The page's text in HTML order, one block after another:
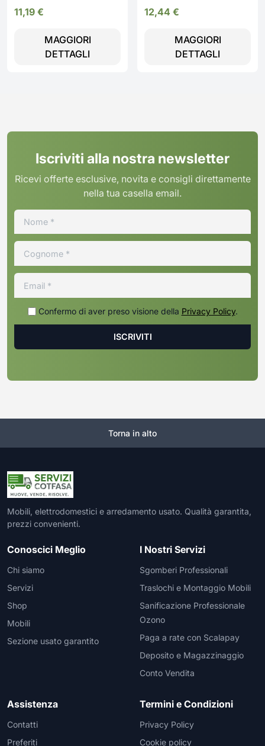
11,19 €
MAGGIORI
DETTAGLI
12,44 €
MAGGIORI
DETTAGLI
Iscriviti alla nostra newsletter
Ricevi offerte esclusive, novita e consigli direttamente
nella tua casella email.
Confermo di aver preso visione della Privacy Policy.
Torna in alto
Mobili, elettrodomestici e arredamento usato. Qualità garantita,
prezzi convenienti.
Conoscici Meglio
Chi siamo
Servizi
Shop
Mobili
Sezione usato garantito
I Nostri Servizi
Sgomberi Professionali
Traslochi e Montaggio Mobili
Sanificazione Professionale
Ozono
Paga a rate con Scalapay
Deposito e Magazzinaggio
Conto Vendita
Assistenza
Contatti
Preferiti
Termini e Condizioni
Privacy Policy
Cookie policy